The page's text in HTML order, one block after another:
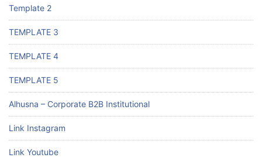
Template 2
TEMPLATE 3
TEMPLATE 4
TEMPLATE 5
Alhusna – Corporate B2B Institutional
Link Instagram
Link Youtube